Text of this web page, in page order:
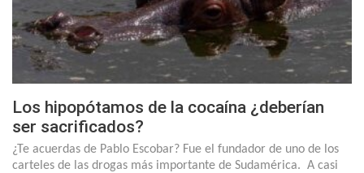
Los hipopótamos de la cocaína ¿deberían
ser sacrificados?
¿Te acuerdas de Pablo Escobar? Fue el fundador de uno de los
carteles de las drogas más importante de Sudamérica. A casi